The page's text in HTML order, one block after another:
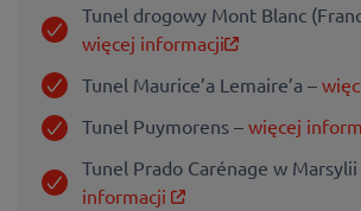
Tunel drogowy Mont Blanc
więcej informacji
Tunel Maurice’a Lemaire’a –
Tunel Puymorens – więcej
Tunel Prado Carénage w Marsylii
informacji